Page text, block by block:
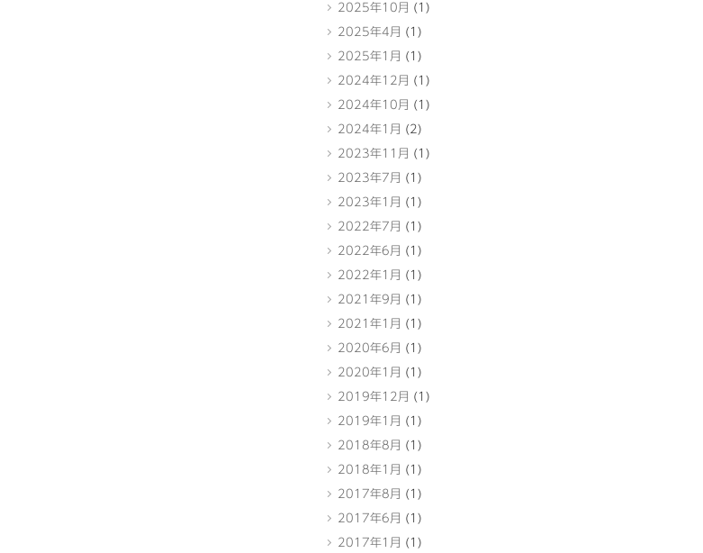
2025年10月 (1)
2025年4月 (1)
2025年1月 (1)
2024年12月 (1)
2024年10月 (1)
2024年1月 (2)
2023年11月 (1)
2023年7月 (1)
2023年1月 (1)
2022年7月 (1)
2022年6月 (1)
2022年1月 (1)
2021年9月 (1)
2021年1月 (1)
2020年6月 (1)
2020年1月 (1)
2019年12月 (1)
2019年1月 (1)
2018年8月 (1)
2018年1月 (1)
2017年8月 (1)
2017年6月 (1)
2017年1月 (1)